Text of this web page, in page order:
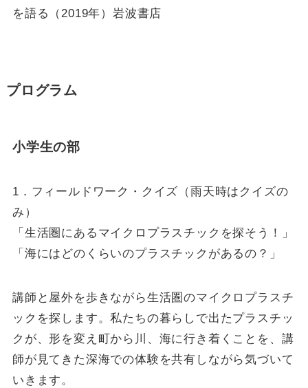
を語る（2019年）岩波書店
プログラム
小学生の部
1．フィールドワーク・クイズ（雨天時はクイズの
み）
「生活圏にあるマイクロプラスチックを探そう！」
「海にはどのくらいのプラスチックがあるの？」
講師と屋外を歩きながら生活圏のマイクロプラスチ
ックを探します。私たちの暮らしで出たプラスチッ
クが、形を変え町から川、海に行き着くことを、講
師が見てきた深海での体験を共有しながら気づいて
いきます。